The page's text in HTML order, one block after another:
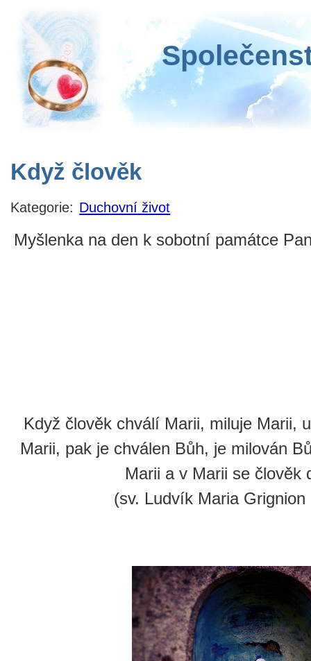
Když člověk
Kategorie: Duchovní život
Myšlenka na den k sobotní památce
Když člověk chválí Marii, miluje Marii,
Marii, pak je chválen Bůh, je milován
Marii a v Marii se člověk
(sv. Ludvík Maria